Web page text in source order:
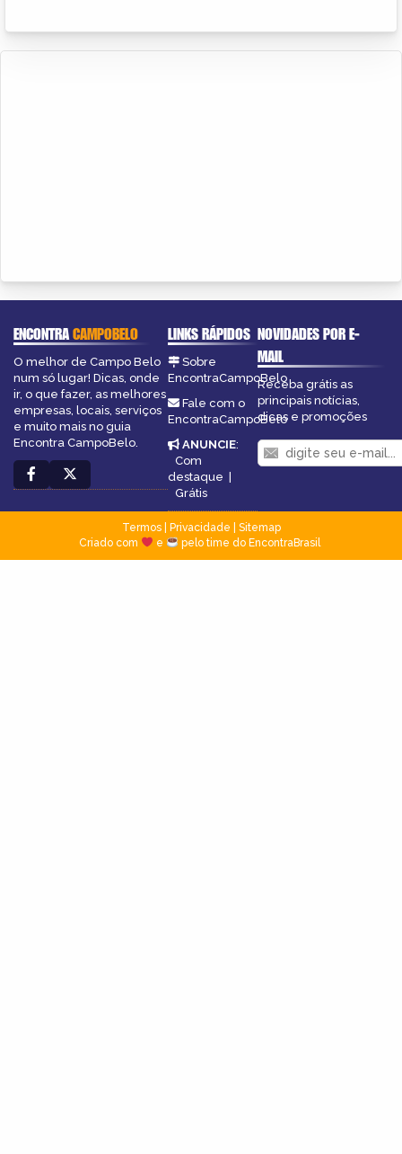
ENCONTRACAMPOBELO
O melhor de Campo Belo
num só lugar! Dicas, onde
ir, o que fazer, as melhores
empresas, locais, serviços
e muito mais no guia
Encontra CampoBelo.
LINKS RÁPIDOS
Sobre
EncontraCampoBelo
Fale com o
EncontraCampoBelo
ANUNCIE:
Com
destaque |
Grátis
NOVIDADES POR E-
MAIL
Receba grátis as
principais notícias,
dicas e promoções
Termos| Privacidade
Sitemap
Criado com
e pelo time do EncontraBrasil